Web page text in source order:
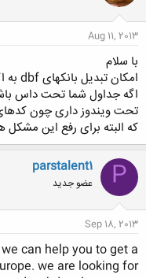
Aug 11, 2013
با سلام
اگه جداول شما تحت داس
تحت ویندوز داری چون
که البته برای رفع این
P
parstalent1
عضو جدید
Sep 18, 2013
can help you to get a
we are looking for